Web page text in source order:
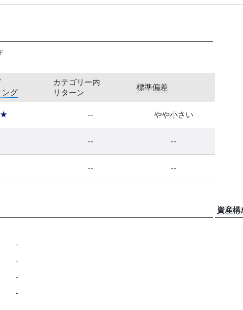
ング
カテゴリー内
リターン
標準偏差
-- やや小さい
-- --
-- --
-
-
-
-
資産構